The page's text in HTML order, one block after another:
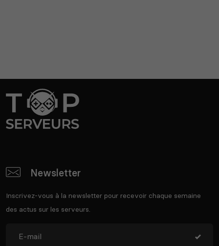
Newsletter
Inscrivez-vous à la newsletter pour recevoir chaque semaine
des actus sur les serveurs.